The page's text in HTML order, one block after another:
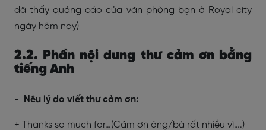
đã thấy quảng cáo của văn phòng bạn ở Royal city
ngày hôm nay)
2.2. Phần nội dung thư cảm ơn bằng
tiếng Anh
- Nêu lý do viết thư cảm ơn:
+ Thanks so much for…(Cảm ơn ông/bà rất nhiều vì….)